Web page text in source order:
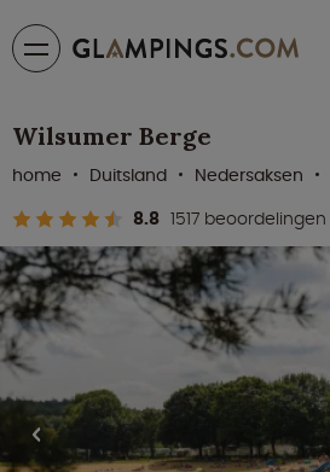
Wilsumer Berge
8.8 1517 beoordelingen
home Duitsland Nedersaksen